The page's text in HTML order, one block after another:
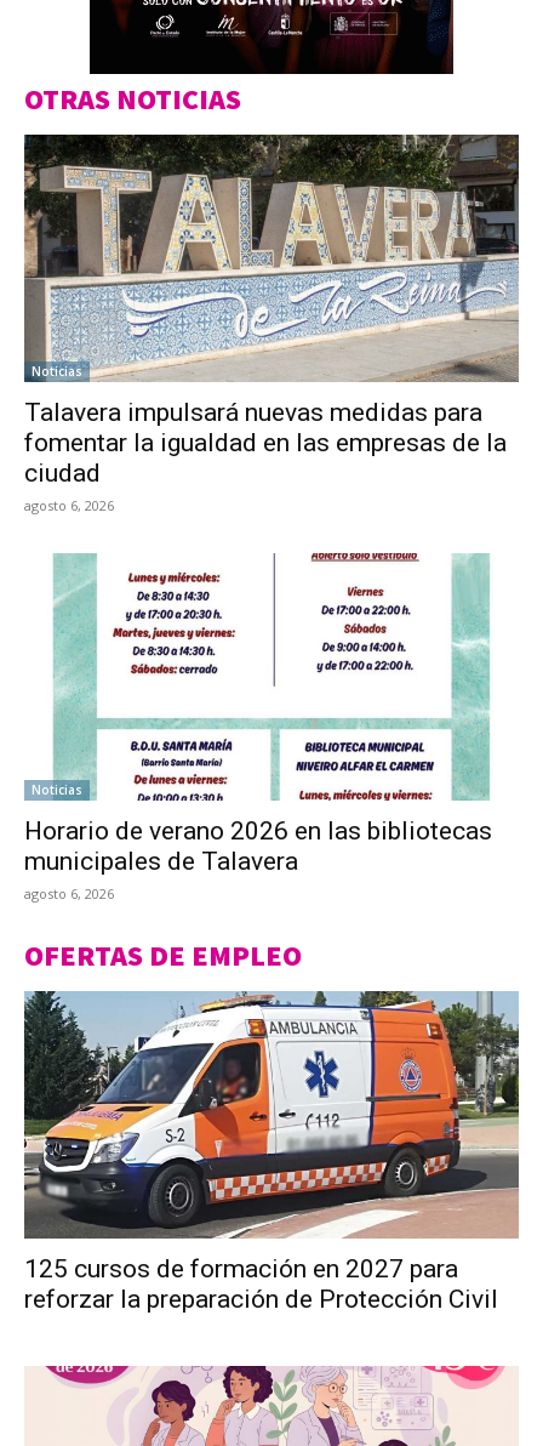
OTRAS NOTICIAS
Noticias
Talavera impulsará nuevas medidas para
fomentar la igualdad en las empresas de la
ciudad
agosto 6, 2026
Noticias
Horario de verano 2026 en las bibliotecas
municipales de Talavera
agosto 6, 2026
OFERTAS DE EMPLEO
125 cursos de formación en 2027 para
reforzar la preparación de Protección Civil